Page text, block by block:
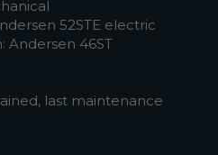
52STE electric
Andersen 46ST
last maintenance